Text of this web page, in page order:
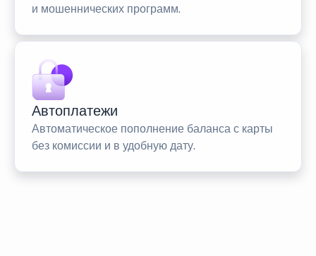
и мошеннических программ.
Автоплатежи
Автоматическое пополнение баланса с карты
без комиссии и в удобную дату.